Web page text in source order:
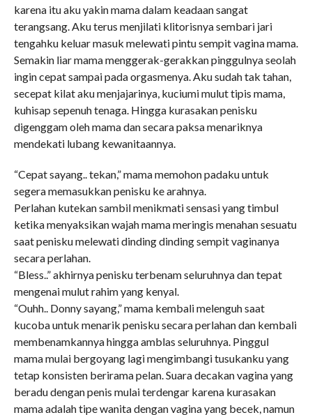
karena itu aku yakin mama dalam keadaan sangat
terangsang. Aku terus menjilati klitorisnya sembari jari
tengahku keluar masuk melewati pintu sempit vagina mama.
Semakin liar mama menggerak-gerakkan pinggulnya seolah
ingin cepat sampai pada orgasmenya. Aku sudah tak tahan,
secepat kilat aku menjajarinya, kuciumi mulut tipis mama,
kuhisap sepenuh tenaga. Hingga kurasakan penisku
digenggam oleh mama dan secara paksa menariknya
mendekati lubang kewanitaannya.
“Cepat sayang.. tekan,” mama memohon padaku untuk
segera memasukkan penisku ke arahnya.
Perlahan kutekan sambil menikmati sensasi yang timbul
ketika menyaksikan wajah mama meringis menahan sesuatu
saat penisku melewati dinding dinding sempit vaginanya
secara perlahan.
“Bless..” akhirnya penisku terbenam seluruhnya dan tepat
mengenai mulut rahim yang kenyal.
“Ouhh.. Donny sayang,” mama kembali melenguh saat
kucoba untuk menarik penisku secara perlahan dan kembali
membenamkannya hingga amblas seluruhnya. Pinggul
mama mulai bergoyang lagi mengimbangi tusukanku yang
tetap konsisten berirama pelan. Suara decakan vagina yang
beradu dengan penis mulai terdengar karena kurasakan
mama adalah tipe wanita dengan vagina yang becek, namun